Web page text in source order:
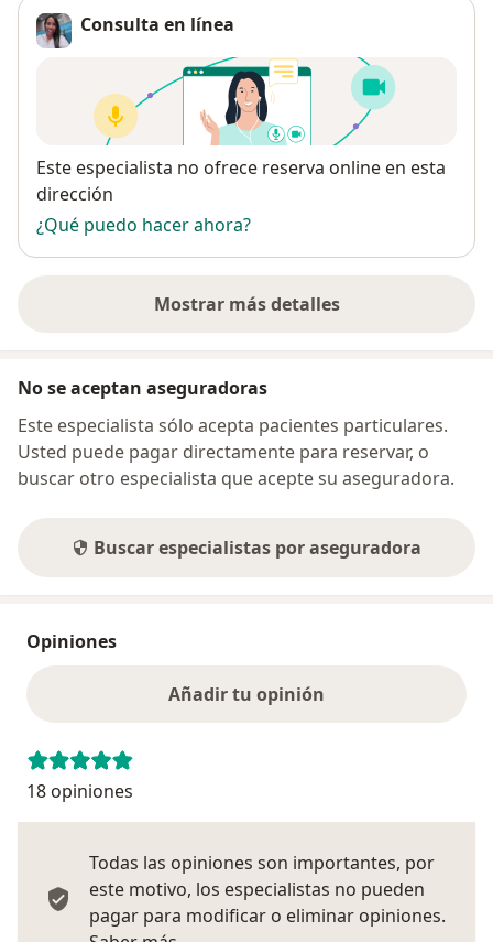
Consulta en línea
Disponibilidad
Este especialista no ofrece reserva online en esta
dirección
¿Qué puedo hacer ahora?
Mostrar más detalles
sobre la dirección
No se aceptan aseguradoras
Este especialista sólo acepta pacientes particulares.
Usted puede pagar directamente para reservar, o
buscar otro especialista que acepte su aseguradora.
Buscar especialistas por aseguradora
Opiniones
Añadir tu opinión
18 opiniones
Todas las opiniones son importantes, por
este motivo, los especialistas no pueden
pagar para modificar o eliminar opiniones.